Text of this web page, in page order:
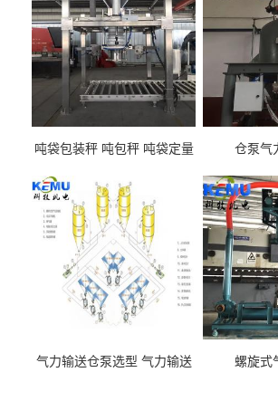
吨袋包装秤 吨包秤 吨袋定量
仓泵气
气力输送仓泵选型 气力输送
螺旋式